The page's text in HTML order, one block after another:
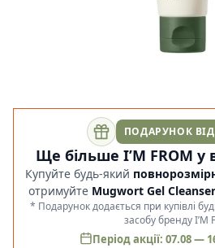
ПОДАРУНОК ВІД
Ще більше I’M FROM у
Купуйте будь-який
отримуйте Mugwort Gel
* Подарунок додається при купівлі
засобу бренду I’M
Період акції: 07.08 —